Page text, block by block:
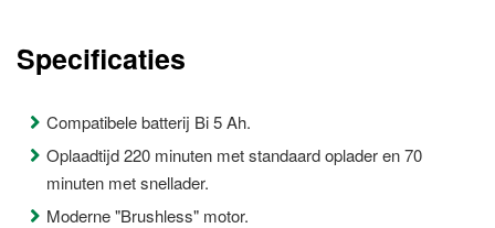
Specificaties
Compatibele batterij Bi 5 Ah.
Oplaadtijd 220 minuten met standaard oplader en 70
minuten met snellader.
Moderne "Brushless" motor.